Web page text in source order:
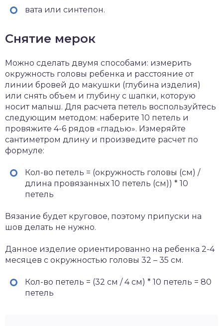
вата или синтепон.
Снятие мерок
Можно сделать двумя способами: измерить
окружность головы ребенка и расстояние от
линии бровей до макушки (глубина изделия)
или снять объем и глубину с шапки, которую
носит малыш. Для расчета петель воспользуйтесь
следующим методом: наберите 10 петель и
провяжите 4-6 рядов «гладью». Измеряйте
сантиметром длину и произведите расчет по
формуле:
Кол-во петель = (окружность головы (см) /
длина провязанных 10 петель (см)) * 10
петель
Вязание будет круговое, поэтому припуски на
шов делать не нужно.
Данное изделие ориентированно на ребенка 2-4
месяцев с окружностью головы 32 – 35 см.
Кол-во петель = (32 см / 4 см) * 10 петель = 80
петель